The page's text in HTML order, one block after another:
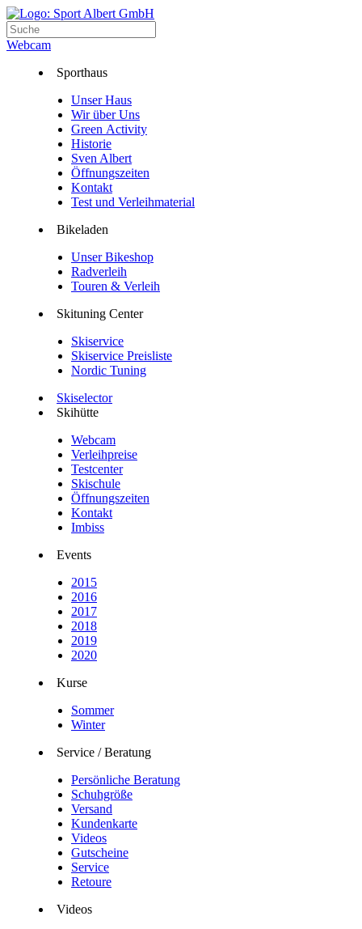
Webcam
Sporthaus
Unser Haus
Wir über Uns
Green Activity
Historie
Sven Albert
Öffnungszeiten
Kontakt
Test und Verleihmaterial
Bikeladen
Unser Bikeshop
Radverleih
Touren & Verleih
Skituning Center
Skiservice
Skiservice Preisliste
Nordic Tuning
Skiselector
Skihütte
Webcam
Verleihpreise
Testcenter
Skischule
Öffnungszeiten
Kontakt
Imbiss
Events
2015
2016
2017
2018
2019
2020
Kurse
Sommer
Winter
Service / Beratung
Persönliche Beratung
Schuhgröße
Versand
Kundenkarte
Videos
Gutscheine
Service
Retoure
Videos